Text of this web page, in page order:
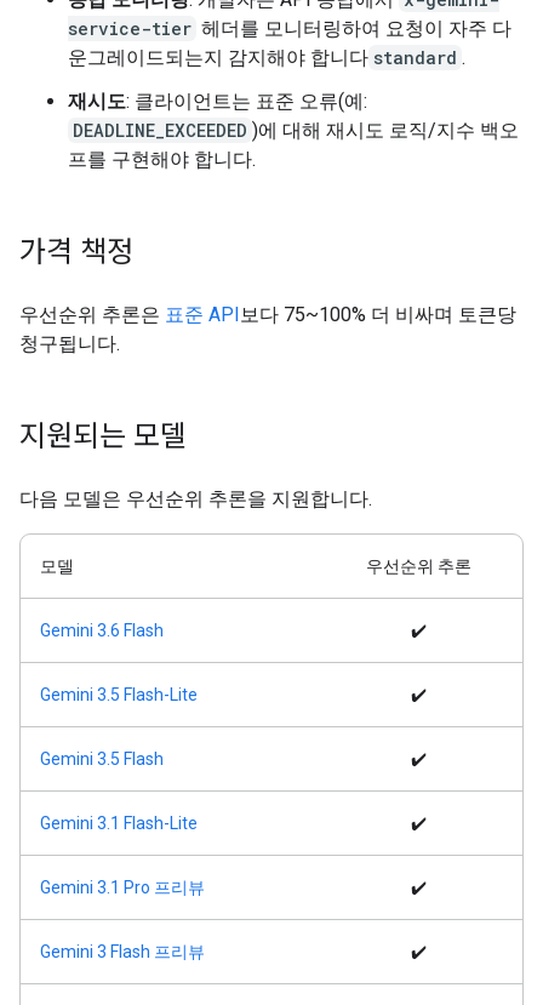
service-tier 헤더를 모니터링하여 요청이 자주 다
운그레이드되는지 감지해야 합니다 standard .
재시도: 클라이언트는 표준 오류(예:
DEADLINE_EXCEEDED )에 대해 재시도 로직/지수 백오
프를 구현해야 합니다.
가격 책정
우선순위 추론은 표준 API보다 75~100% 더 비싸며 토큰당
청구됩니다.
지원되는 모델
다음 모델은 우선순위 추론을 지원합니다.
모델 우선순위 추론
Gemini 3.6 Flash ✔️
Gemini 3.5 Flash-Lite ✔️
Gemini 3.5 Flash ✔️
Gemini 3.1 Flash-Lite ✔️
Gemini 3.1 Pro 프리뷰 ✔️
Gemini 3 Flash 프리뷰 ✔️